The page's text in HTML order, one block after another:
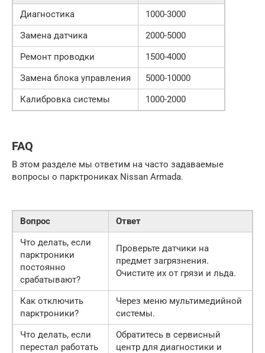
Диагностика
1000-3000
Замена датчика
2000-5000
Ремонт проводки
1500-4000
Замена блока управления
5000-10000
Калибровка системы
1000-2000
FAQ
В этом разделе мы ответим на часто задаваемые
вопросы о парктрониках Nissan Armada.
Вопрос
Ответ
Что делать, если
парктроники
постоянно
срабатывают?
Проверьте датчики на
предмет загрязнения.
Очистите их от грязи и льда.
Как отключить
парктроники?
Через меню мультимедийной
системы.
Что делать, если
перестал работать
Обратитесь в сервисный
центр для диагностики и